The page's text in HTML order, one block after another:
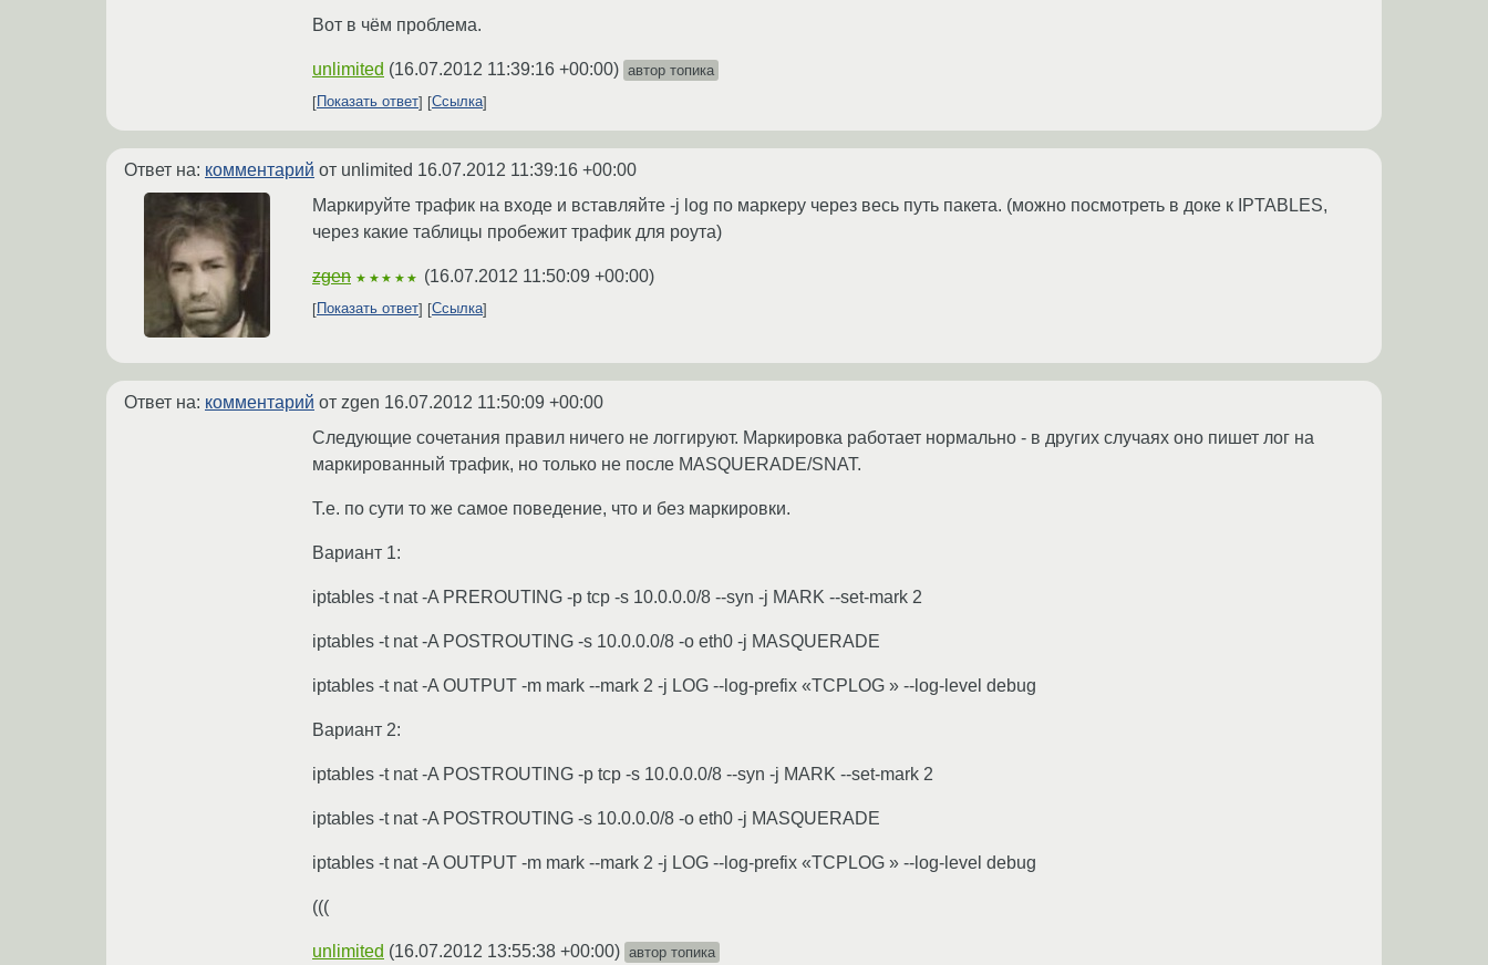
Вот в чём проблема.
unlimited (16.07.2012 11:39:16 +00:00) автор топика
Показать ответ
Ссылка
Ответ на: комментарий от unlimited 16.07.2012 11:39:16 +00:00
Маркируйте трафик на входе и вставляйте -j log по маркеру через весь путь пакета. (можно посмотреть в доке к IPTABLES,
через какие таблицы пробежит трафик для роута)
zgen ★★★★★ (16.07.2012 11:50:09 +00:00)
Показать ответ Ссылка
Ответ на: комментарий от zgen 16.07.2012 11:50:09 +00:00
Следующие сочетания правил ничего не логгируют. Маркировка работает нормально - в других случаях оно пишет лог на
маркированный трафик, но только не после MASQUERADE/SNAT.
Т.е. по сути то же самое поведение, что и без маркировки.
Вариант 1:
iptables -t nat -A PREROUTING -p tcp -s 10.0.0.0/8 --syn -j MARK --set-mark 2
iptables -t nat -A POSTROUTING -s 10.0.0.0/8 -o eth0 -j MASQUERADE
iptables -t nat -A OUTPUT -m mark --mark 2 -j LOG --log-prefix «TCPLOG » --log-level debug
Вариант 2:
iptables -t nat -A POSTROUTING -p tcp -s 10.0.0.0/8 --syn -j MARK --set-mark 2
iptables -t nat -A POSTROUTING -s 10.0.0.0/8 -o eth0 -j MASQUERADE
iptables -t nat -A OUTPUT -m mark --mark 2 -j LOG --log-prefix «TCPLOG » --log-level debug
(((
unlimited (16.07.2012 13:55:38 +00:00) автор топика